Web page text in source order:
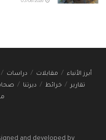
أبرز الأنباء مقابلات دراسات
تقارير
خرائط ديرتنا